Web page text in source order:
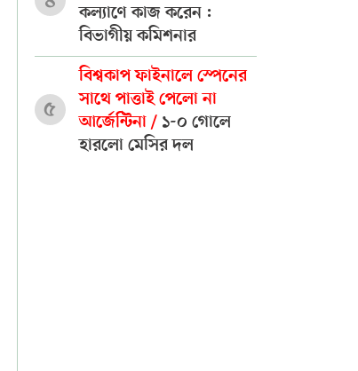
কল্যাণে কাজ করেন :
বিভাগীয় কমিশনার
৫
বিশ্বকাপ ফাইনালে স্পেনের
সাথে পাত্তাই পেলো না
আর্জেন্টিনা / ১-০ গোলে
হারলো মেসির দল